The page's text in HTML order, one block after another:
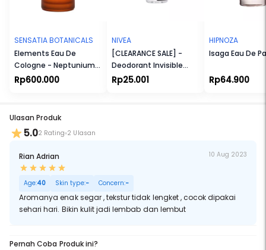
Cocok untuk Ibu Hamil dan Menyusui. Cocok untuk Vegetarian dan
SENSATIA BOTANICALS
Elements Eau De
Cologne - Neptunium
(Np)
Rp600.000
NIVEA
[CLEARANCE SALE] -
Deodorant Invisible
Black & White Fresh Roll
Rp25.001
HIPNOZA
Isaga Eau De
Rp64.900
Ulasan Produk
5.02 Rating 2 Ulasan
Rian Adrian 10 Aug 2023
Age:40 Skin type:- Concern:-
Aromanya enak segar , tekstur tidak lengket , cocok dipakai
sehari hari. Bikin kulit jadi lembab dan lembut
Pernah Coba Produk ini?